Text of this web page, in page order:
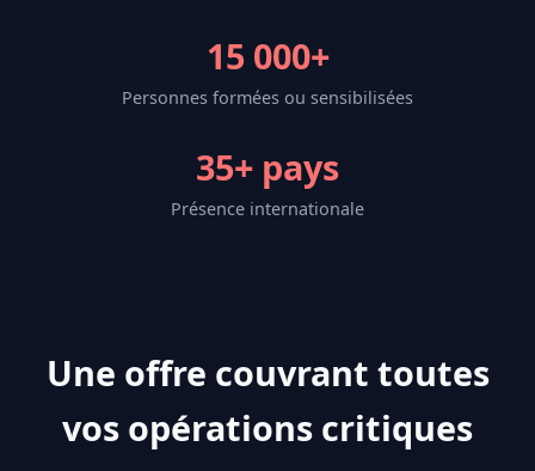
15 000+
Personnes formées ou sensibilisées
35+ pays
Présence internationale
Une offre couvrant toutes
vos opérations critiques